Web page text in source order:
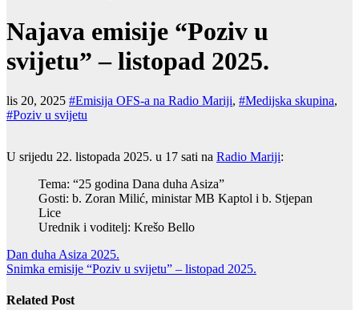
Najava emisije “Poziv u
svijetu” – listopad 2025.
lis 20, 2025 #Emisija OFS-a na Radio Mariji, #Medijska skupina,
#Poziv u svijetu
U srijedu 22. listopada 2025. u 17 sati na Radio Mariji:
Tema: “25 godina Dana duha Asiza”
Gosti: b. Zoran Milić, ministar MB Kaptol i b. Stjepan
Lice
Urednik i voditelj: Krešo Bello
Navigacija
objava
Dan duha Asiza 2025.
Snimka emisije “Poziv u svijetu” – listopad 2025.
Related Post